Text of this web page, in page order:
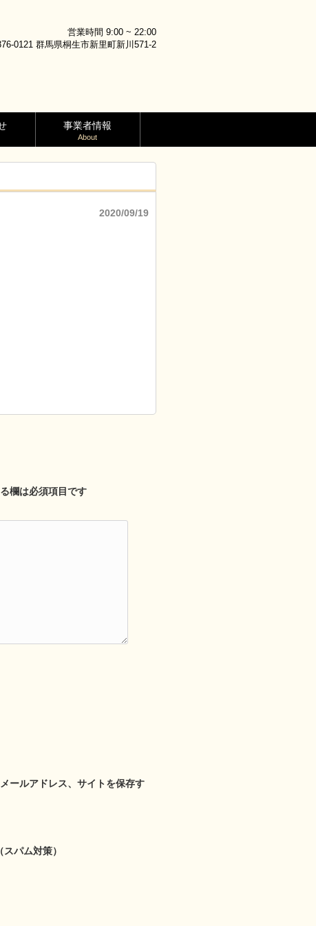
営業時間 9:00 ~ 22:00
0121 群馬県桐生市新里町新川571-2
事業者情報
About
2020/09/19
欄は必須項目です
ールアドレス、サイトを保存す
パム対策）